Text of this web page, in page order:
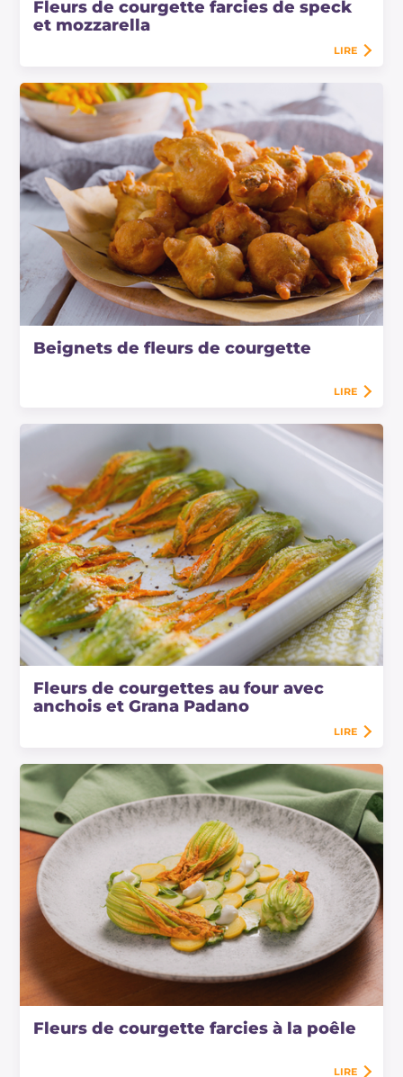
Fleurs de courgette farcies de speck
et mozzarella
LIRE
Beignets de fleurs de courgette
LIRE
Fleurs de courgettes au four avec
anchois et Grana Padano
LIRE
Fleurs de courgette farcies à la poêle
LIRE